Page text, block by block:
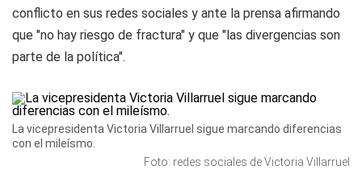
conflicto en sus redes sociales y ante la prensa afirmando
que "no hay riesgo de fractura" y que "las divergencias son
parte de la política".
La vicepresidenta Victoria Villarruel sigue marcando diferencias
con el mileísmo.
Foto: redes sociales de Victoria Villarruel